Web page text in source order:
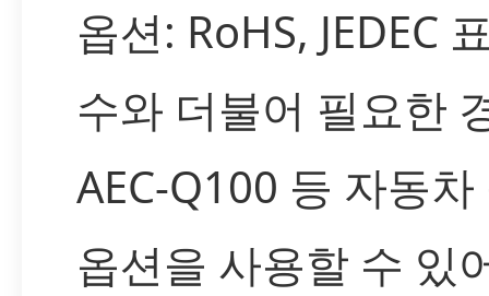
옵션: RoHS, JEDEC
수와 더불어 필요한
AEC-Q100 등 자동
옵션을 사용할 수 있